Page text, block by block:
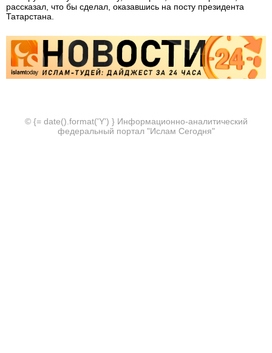
рассказал, что бы сделал, оказавшись на посту президента
Татарстана.
© {= date().format('Y') } Информационно-аналитический
федеральный портал "Ислам Сегодня"